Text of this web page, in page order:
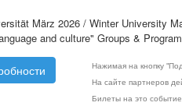
März 2026 / Winter University
and culture" Groups &
Нажимая на кнопку
На сайте партнеров
Билеты на это